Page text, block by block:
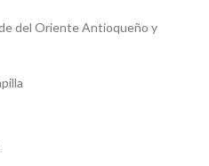
del Oriente Antioqueño y